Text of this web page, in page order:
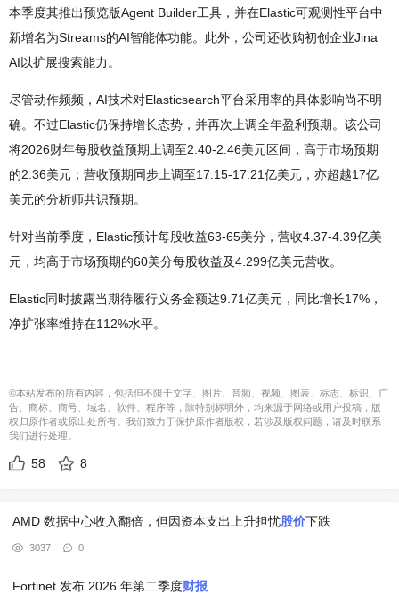
本季度其推出预览版Agent Builder工具，并在Elastic可观测性平台中
新增名为Streams的AI智能体功能。此外，公司还收购初创企业Jina
AI以扩展搜索能力。
尽管动作频频，AI技术对Elasticsearch平台采用率的具体影响尚不明
确。不过Elastic仍保持增长态势，并再次上调全年盈利预期。该公司
将2026财年每股收益预期上调至2.40-2.46美元区间，高于市场预期
的2.36美元；营收预期同步上调至17.15-17.21亿美元，亦超越17亿
美元的分析师共识预期。
针对当前季度，Elastic预计每股收益63-65美分，营收4.37-4.39亿美
元，均高于市场预期的60美分每股收益及4.299亿美元营收。
Elastic同时披露当期待履行义务金额达9.71亿美元，同比增长17%，
净扩张率维持在112%水平。
©本站发布的所有内容，包括但不限于文字、图片、音频、视频、图表、标志、标识、广
告、商标、商号、域名、软件、程序等，除特别标明外，均来源于网络或用户投稿，版
权归原作者或原出处所有。我们致力于保护原作者版权，若涉及版权问题，请及时联系
我们进行处理。
58 8
AMD 数据中心收入翻倍，但因资本支出上升担忧股价下跌
3037 0
Fortinet 发布 2026 年第二季度财报